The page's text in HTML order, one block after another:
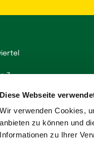
Diese Webseite
Wir verwenden Cookies,
anbieten zu können und
Informationen zu Ihrer
7